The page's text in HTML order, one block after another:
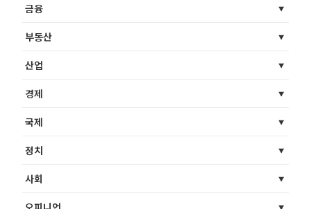
금융
부동산
산업
경제
국제
정치
사회